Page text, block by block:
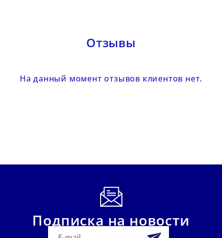
Отзывы
На данный момент отзывов клиентов нет.
Подписка на новости